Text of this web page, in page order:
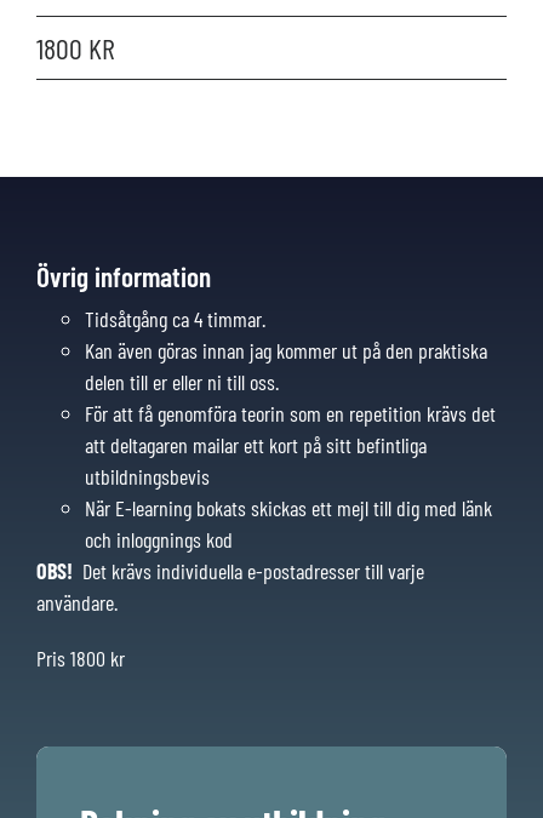
1800 KR
Övrig information
Tidsåtgång ca 4 timmar.
Kan även göras innan jag kommer ut på den praktiska
delen till er eller ni till oss.
För att få genomföra teorin som en repetition krävs det
att deltagaren mailar ett kort på sitt befintliga
utbildningsbevis
När E-learning bokats skickas ett mejl till dig med länk
och inloggnings kod
OBS! Det krävs individuella e-postadresser till varje
användare.
Pris 1800 kr